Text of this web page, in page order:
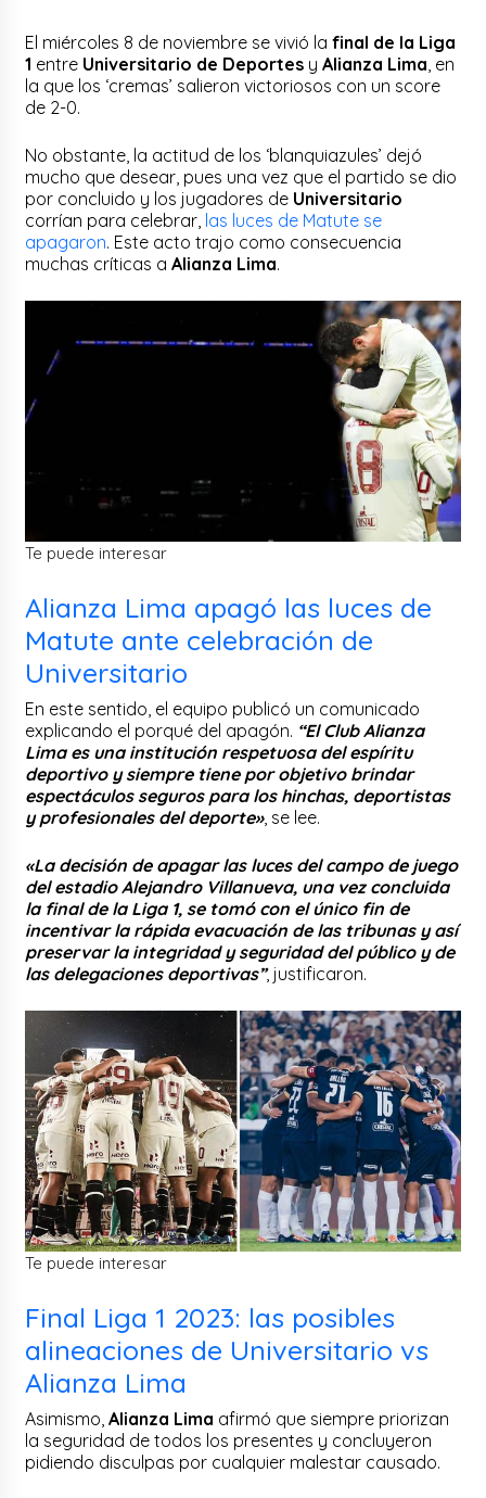
El miércoles 8 de noviembre se vivió lafinal de la Liga
1 entre Universitario de Deportes yAlianza Lima , en
la que los ‘cremas’ salieron victoriosos con un score
de 2-0.
No obstante, la actitud de los ‘blanquiazules’ dejó
mucho que desear, pues una vez que el partido se dio
por concluido y los jugadores de Universitario
corrían para celebrar, las luces de Matute se
apagaron. Este acto trajo como consecuencia
muchas críticas aAlianza Lima.
Te puede interesar
Alianza Lima apagó las luces de
Matute ante celebración de
Universitario
En este sentido, el equipo publicó un comunicado
explicando el porqué del apagón. “El Club Alianza
Lima es una institución respetuosa del espíritu
deportivo y siempre tiene por objetivo brindar
espectáculos seguros para los hinchas, deportistas
y profesionales del deporte», se lee.
«La decisión de apagar las luces del campo de juego
del estadio Alejandro Villanueva, una vez concluida
la final de la Liga 1, se tomó con el único fin de
incentivar la rápida evacuación de las tribunas y así
preservar la integridad y seguridad del público y de
las delegaciones deportivas”, justificaron.
Te puede interesar
Final Liga 1 2023: las posibles
alineaciones de Universitario vs
Alianza Lima
Asimismo,Alianza Lima afirmó que siempre priorizan
la seguridad de todos los presentes y concluyeron
pidiendo disculpas por cualquier malestar causado.